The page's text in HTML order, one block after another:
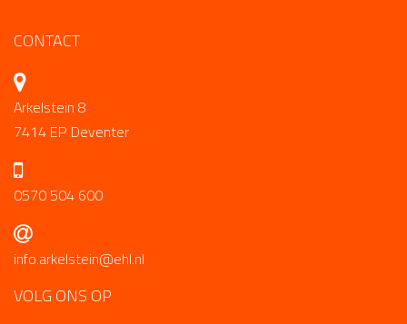
CONTACT
Arkelstein 8
7414 EP Deventer
0570 504 600
info.arkelstein@ehl.nl
VOLG ONS OP